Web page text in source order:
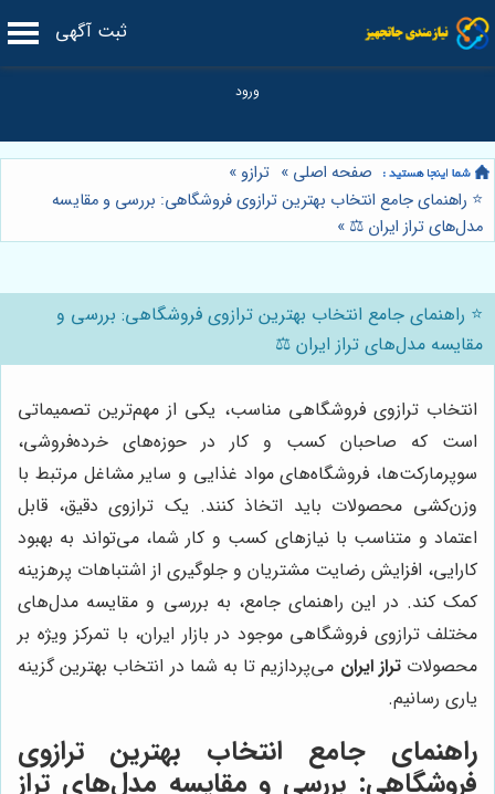
ثبت آگهی
صفحه اصلی » ترازو »
⭐️ راهنمای جامع انتخاب بهترین ترازوی فروشگاهی: بررسی و مقایسه
مدل‌های تراز ایران ⚖️ »
⭐️ راهنمای جامع انتخاب بهترین ترازوی فروشگاهی: بررسی و
مقایسه مدل‌های تراز ایران ⚖️
انتخاب ترازوی فروشگاهی مناسب، یکی از مهم‌ترین تصمیماتی
است که صاحبان کسب و کار در حوزه‌های خرده‌فروشی،
سوپرمارکت‌ها، فروشگاه‌های مواد غذایی و سایر مشاغل مرتبط با
وزن‌کشی محصولات باید اتخاذ کنند. یک ترازوی دقیق، قابل
اعتماد و متناسب با نیازهای کسب و کار شما، می‌تواند به بهبود
کارایی، افزایش رضایت مشتریان و جلوگیری از اشتباهات پرهزینه
کمک کند. در این راهنمای جامع، به بررسی و مقایسه مدل‌های
مختلف ترازوی فروشگاهی موجود در بازار ایران، با تمرکز ویژه بر
محصولاتتراز ایران می‌پردازیم تا به شما در انتخاب بهترین گزینه
یاری رسانیم.
راهنمای جامع انتخاب بهترین ترازوی
فروشگاهی: بررسی و مقایسه مدل‌های تراز